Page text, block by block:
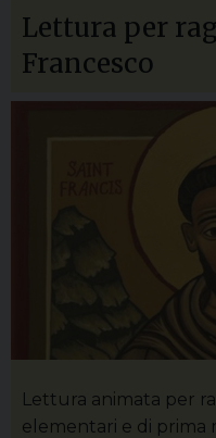
Lettura per
Francesco
Lettura animata per
elementari e di prima